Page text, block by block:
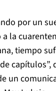
por un
la
tiempo
capítulos”,
un